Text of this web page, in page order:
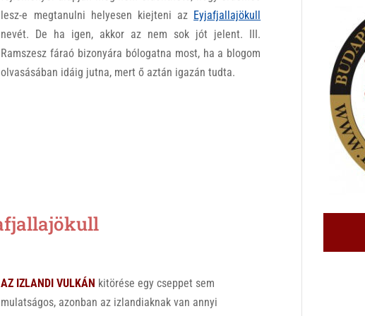
lesz-e megtanulni helyesen kiejteni az Eyjafjallajökull
nevét. De ha igen, akkor az nem sok jót jelent. III.
Ramszesz fáraó bizonyára bólogatna most, ha a blogom
olvasásában idáig jutna, mert ő aztán igazán tudta.
AZ IZLANDI VULKÁN kitörése egy cseppet sem
mulatságos, azonban az izlandiaknak van annyi